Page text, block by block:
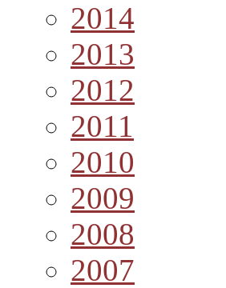
2014
2013
2012
2011
2010
2009
2008
2007